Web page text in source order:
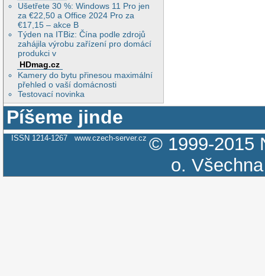
Ušetřete 30 %: Windows 11 Pro jen
za €22,50 a Office 2024 Pro za
€17,15 – akce B
Týden na ITBiz: Čína podle zdrojů
zahájila výrobu zařízení pro domácí
produkci v
HDmag.cz
Kamery do bytu přinesou maximální
přehled o vaší domácnosti
Testovací novinka
Píšeme jinde
ISSN 1214-1267 www.czech-server.cz © 1999-2015
o.